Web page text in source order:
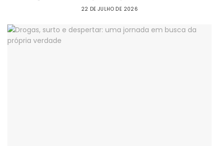
22 DE JULHO DE 2026